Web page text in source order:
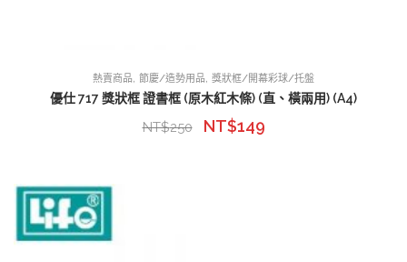
熱賣商品 節慶/造勢用品 獎狀框/開幕彩球/托盤
優仕 717 獎狀框 證書框 (原木紅木條) (直、橫兩用) (A4)
NT$250 NT$149